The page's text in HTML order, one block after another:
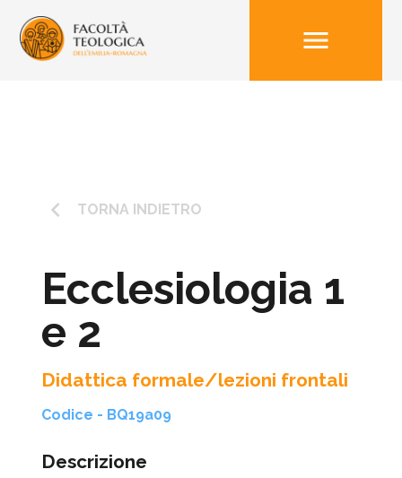
menu
keyboard_arrow_left TORNA INDIETRO
Ecclesiologia 1
e 2
Didattica formale/lezioni frontali
Codice - BQ19a09
Descrizione